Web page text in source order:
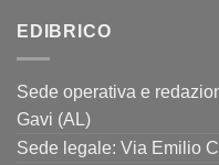
EDIBRICO
Sede operativa e
Gavi (AL)
Sede legale: Via Emilio